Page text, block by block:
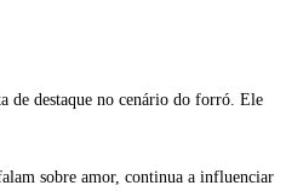
de destaque no cenário do forró. Ele
sobre amor, continua a influenciar